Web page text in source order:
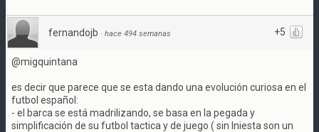
+5
fernandojb · hace 494 semanas
@migquintana
es decir que parece que se esta dando una evolución curiosa en el
futbol español:
- el barca se está madrilizando, se basa en la pegada y
simplificación de su futbol tactica y de juego ( sin Iniesta son un